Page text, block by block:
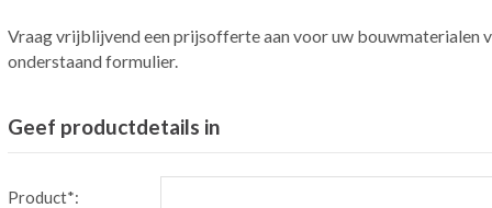
Vraag vrijblijvend een prijsofferte aan voor uw bouwmaterialen
onderstaand formulier.
Geef productdetails in
Product*: